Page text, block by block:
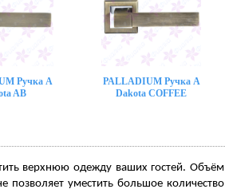
Ручка A
AB
PALLADIUM Ручка A
Dakota COFFEE
верхнюю одежду ваших гостей. Объём
уместить большое количество